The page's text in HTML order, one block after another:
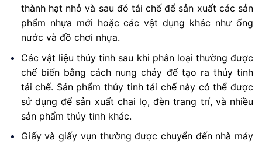
thành hạt nhỏ và sau đó tái chế để sản xuất các sản
phẩm nhựa mới hoặc các vật dụng khác như ống
nước và đồ chơi nhựa.
Các vật liệu thủy tinh sau khi phân loại thường được
chế biến bằng cách nung chảy để tạo ra thủy tinh
tái chế. Sản phẩm thủy tinh tái chế này có thể được
sử dụng để sản xuất chai lọ, đèn trang trí, và nhiều
sản phẩm thủy tinh khác.
Giấy và giấy vụn thường được chuyển đến nhà máy